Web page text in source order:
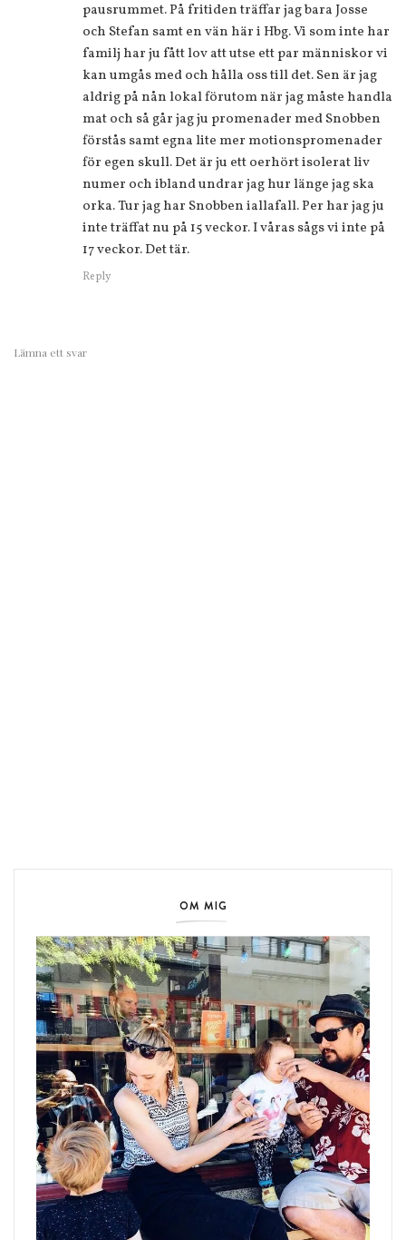
pausrummet. På fritiden träffar jag bara Josse
och Stefan samt en vän här i Hbg. Vi som inte har
familj har ju fått lov att utse ett par människor vi
kan umgås med och hålla oss till det. Sen är jag
aldrig på nån lokal förutom när jag måste handla
mat och så går jag ju promenader med Snobben
förstås samt egna lite mer motionspromenader
för egen skull. Det är ju ett oerhört isolerat liv
numer och ibland undrar jag hur länge jag ska
orka. Tur jag har Snobben iallafall. Per har jag ju
inte träffat nu på 15 veckor. I våras sågs vi inte på
17 veckor. Det tär.
Reply
Lämna ett svar
OM MIG